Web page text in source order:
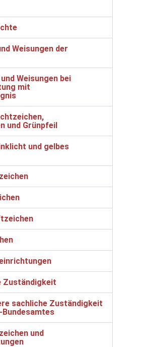
Weisungen der
Weisungen bei
mit
und Grünpfeil
und gelbes
Zuständigkeit
sachliche Zuständigkeit
und